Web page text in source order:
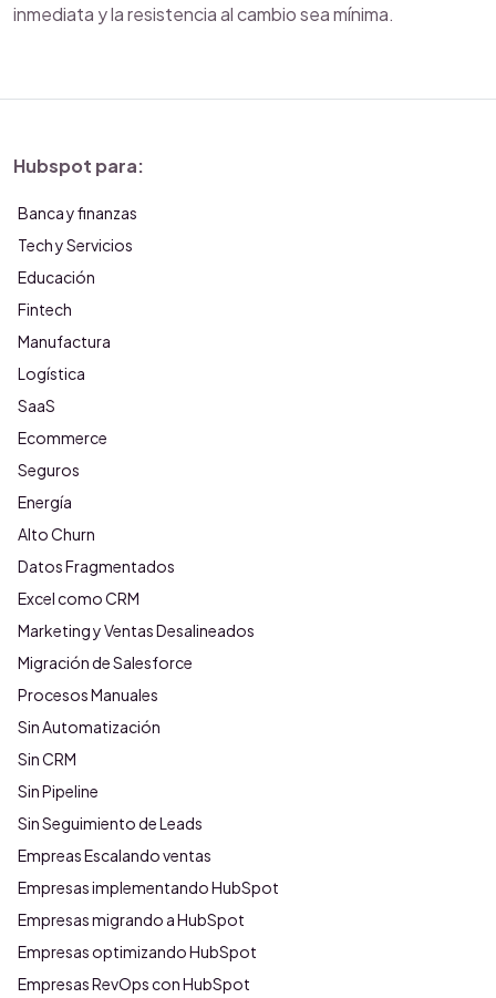
inmediata y la resistencia al cambio sea mínima.
Hubspot para:
Banca y finanzas
Tech y Servicios
Educación
Fintech
Manufactura
Logística
SaaS
Ecommerce
Seguros
Energía
Alto Churn
Datos Fragmentados
Excel como CRM
Marketing y Ventas Desalineados
Migración de Salesforce
Procesos Manuales
Sin Automatización
Sin CRM
Sin Pipeline
Sin Seguimiento de Leads
Empreas Escalando ventas
Empresas implementando HubSpot
Empresas migrando a HubSpot
Empresas optimizando HubSpot
Empresas RevOps con HubSpot